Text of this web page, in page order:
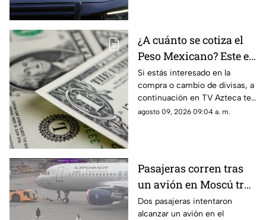
¿A cuánto se cotiza el
Peso Mexicano? Este es
el precio del dólar en
Aguascalientes hoy 9
de agosto de 2026
Si estás interesado en la
compra o cambio de divisas, a
continuación en TV Azteca te
informamos cuál es el precio
agosto 09, 2026 09:04 a. m.
Pasajeras corren tras
un avión en Moscú tras
llegar tarde a su vuelo
Dos pasajeras intentaron
alcanzar un avión en el